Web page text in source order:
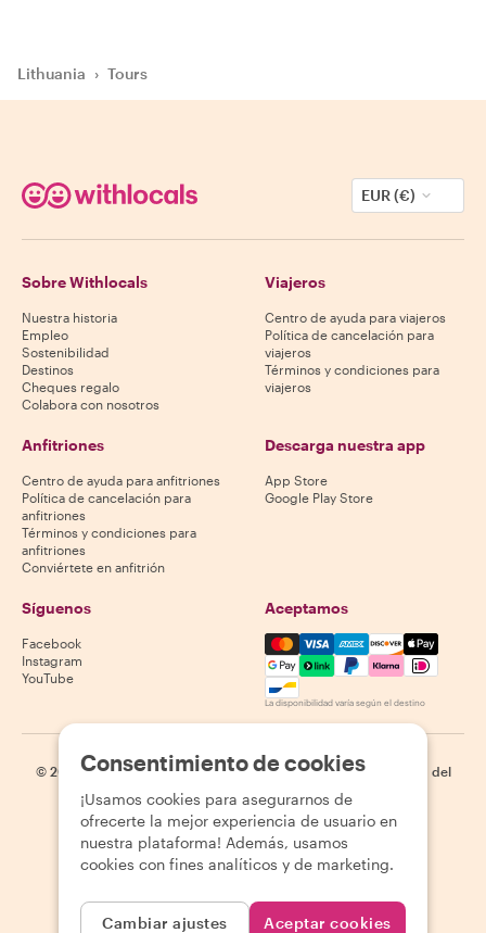
Lithuania › Tours
EUR (€)
Sobre Withlocals
Nuestra historia
Empleo
Sostenibilidad
Destinos
Cheques regalo
Colabora con nosotros
Viajeros
Centro de ayuda para viajeros
Política de cancelación para
viajeros
Términos y condiciones para
viajeros
Anfitriones
Centro de ayuda para anfitriones
Política de cancelación para
anfitriones
Términos y condiciones para
anfitriones
Conviértete en anfitrión
Descarga nuestra app
App Store
Google Play Store
Síguenos
Facebook
Instagram
YouTube
Aceptamos
Mastercard, Visa, Amex,
La disponibilidad varía según el destino
© 2026 Withlocals.com | Política de privacidad | Cookies
Mapa del
Consentimiento de cookies
¡Usamos cookies para asegurarnos de
ofrecerte la mejor experiencia de usuario en
nuestra plataforma! Además, usamos
cookies con fines analíticos y de marketing.
Cambiar ajustes Aceptar cookies